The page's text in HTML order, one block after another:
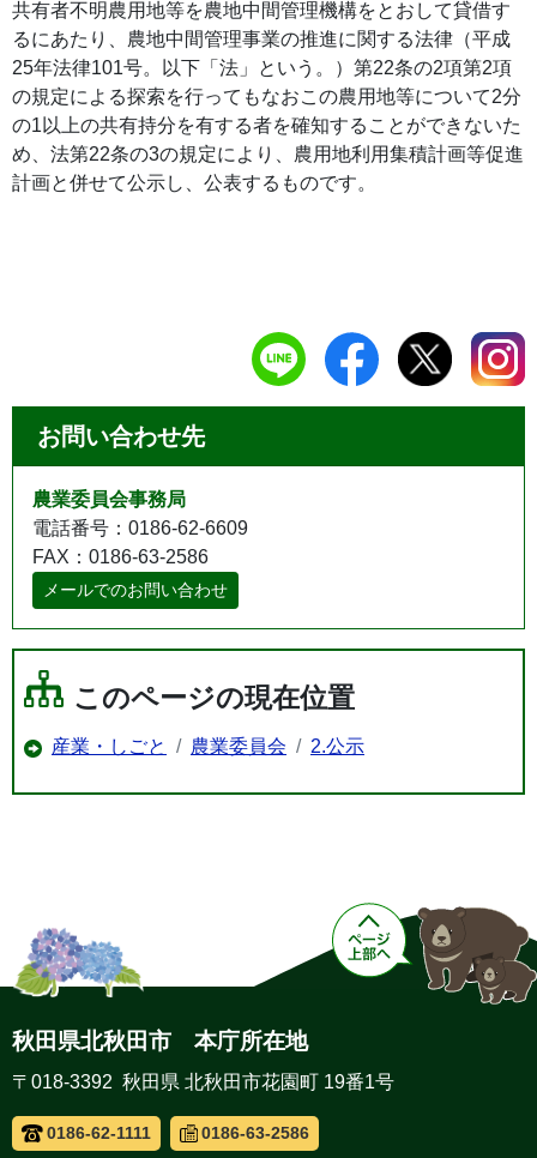
共有者不明農用地等を農地中間管理機構をとおして貸借す
るにあたり、農地中間管理事業の推進に関する法律（平成
25年法律101号。以下「法」という。）第22条の2項第2項
の規定による探索を行ってもなおこの農用地等について2分
の1以上の共有持分を有する者を確知することができないた
め、法第22条の3の規定により、農用地利用集積計画等促進
計画と併せて公示し、公表するものです。
お問い合わせ先
農業委員会事務局
電話番号：0186-62-6609
FAX：0186-63-2586
メールでのお問い合わせ
このページの現在位置
産業・しごと 農業委員会 2.公示
秋田県北秋田市 本庁所在地
〒018-3392 秋田県 北秋田市花園町 19番1号
0186-62-1111 0186-63-2586